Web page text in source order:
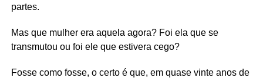
partes.
Mas que mulher era aquela agora? Foi ela que se
transmutou ou foi ele que estivera cego?
Fosse como fosse, o certo é que, em quase vinte anos de